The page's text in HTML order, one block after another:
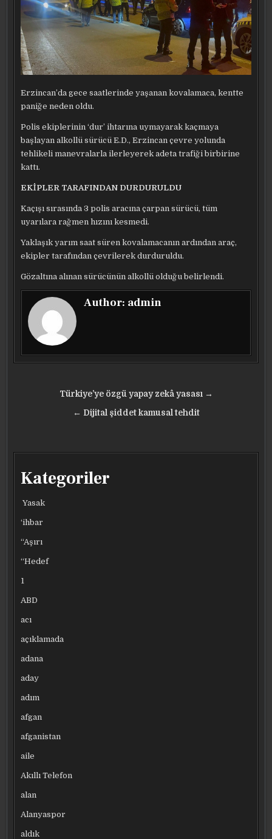
Erzincan’da gece saatlerinde yaşanan kovalamaca, kentte
paniğe neden oldu.
Polis ekiplerinin ‘dur’ ihtarına uymayarak kaçmaya
başlayan alkollü sürücü E.D., Erzincan çevre yolunda
tehlikeli manevralarla ilerleyerek adeta trafiği birbirine
kattı.
EKİPLER TARAFINDAN DURDURULDU
Kaçışı sırasında 3 polis aracına çarpan sürücü, tüm
uyarılara rağmen hızını kesmedi.
Yaklaşık yarım saat süren kovalamacanın ardından araç,
ekipler tarafından çevrilerek durduruldu.
Gözaltına alınan sürücünün alkollü olduğu belirlendi.
Author: admin
gezinmesi
Türkiye’ye özgü yapay zekâ yasası →
← Dijital şiddet kamusal tehdit
Kategoriler
Yasak
‘ihbar
“Aşırı
“Hedef
1
ABD
acı
açıklamada
adana
aday
adım
afgan
afganistan
aile
Akıllı Telefon
alan
Alanyaspor
aldık